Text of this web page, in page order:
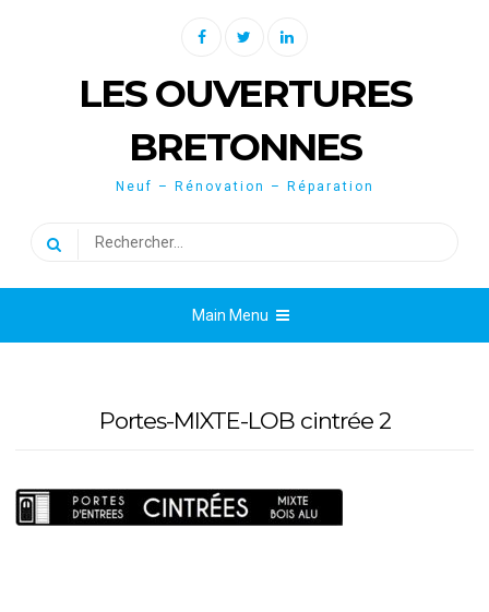
FacebookTwitterLinkedin
LES OUVERTURES
BRETONNES
Neuf – Rénovation – Réparation
Rechercher :
Main Menu
Portes-MIXTE-LOB cintrée 2